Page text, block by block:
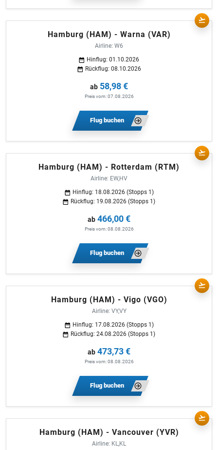
Hamburg (HAM) - Warna (VAR)
Airline: W6
Hinflug: 01.10.2026
Rückflug: 08.10.2026
ab 58,98 €
Preis vom: 07.08.2026
Flug buchen
Hamburg (HAM) - Rotterdam (RTM)
Airline: EW,HV
Hinflug: 18.08.2026 (Stopps 1)
Rückflug: 19.08.2026 (Stopps 1)
ab 466,00 €
Preis vom: 08.08.2026
Flug buchen
Hamburg (HAM) - Vigo (VGO)
Airline: VY,VY
Hinflug: 17.08.2026 (Stopps 1)
Rückflug: 24.08.2026 (Stopps 1)
ab 473,73 €
Preis vom: 08.08.2026
Flug buchen
Hamburg (HAM) - Vancouver (YVR)
Airline: KL,KL